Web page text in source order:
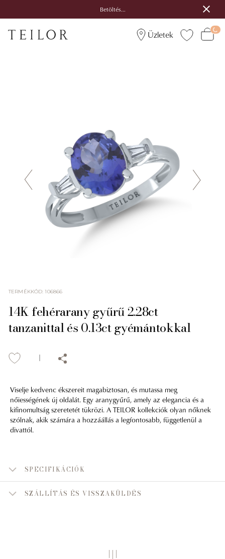
Betöltés...
Üzletek
TERMÉKKÓD:106866
14K fehérarany gyűrű 2.28ct
tanzanittal és 0.13ct gyémántokkal
Viselje kedvenc ékszereit magabiztosan, és mutassa meg
nőiességének új oldalát. Egy aranygyűrű, amely az elegancia és a
kifinomultság szeretetét tükrözi. A TEILOR kollekciók olyan nőknek
szólnak, akik számára a hozzáállás a legfontosabb, függetlenül a
divattól.
SPECIFIKÁCIÓK
SZÁLLÍTÁS ÉS VISSZAKÜLDÉS